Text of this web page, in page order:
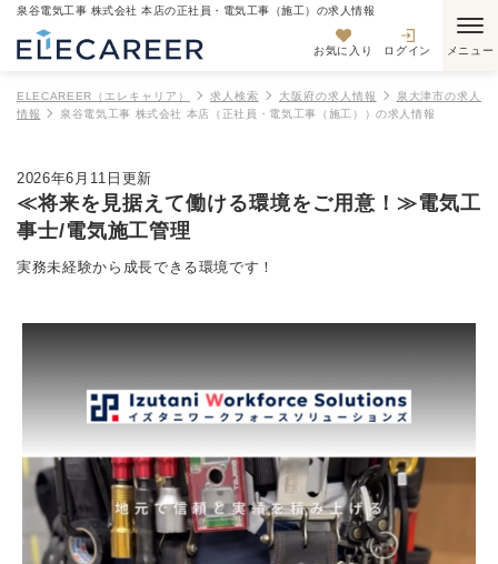
泉谷電気工事 株式会社 本店の正社員・電気工事（施工）の求人情報
お気に入り ログイン
ELECAREER（エレキャリア） 求人検索 大阪府の求人情報
泉大津市の求人
情報
泉谷電気工事 株式会社 本店（正社員・電気工事（施工））の求人情報
2026年6月11日更新
≪将来を見据えて働ける環境をご用意！≫電気工
事士/電気施工管理
実務未経験から成長できる環境です！